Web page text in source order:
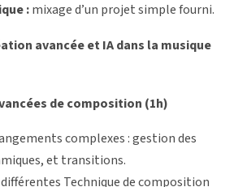
:mixage d’un projet simple fourni.
avancée et IA dans la musique
de composition (1h)
complexes : gestion des
et transitions.
Technique de composition